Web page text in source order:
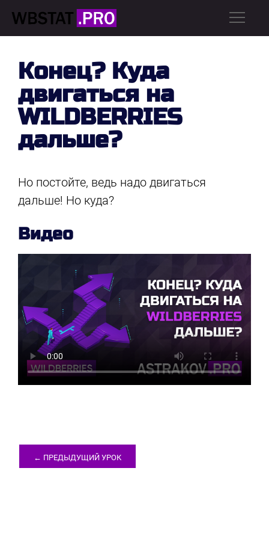
Конец? Куда
двигаться на
WILDBERRIES
дальше?
Но постойте, ведь надо двигаться
дальше! Но куда?
Видео
← ПРЕДЫДУЩИЙ УРОК